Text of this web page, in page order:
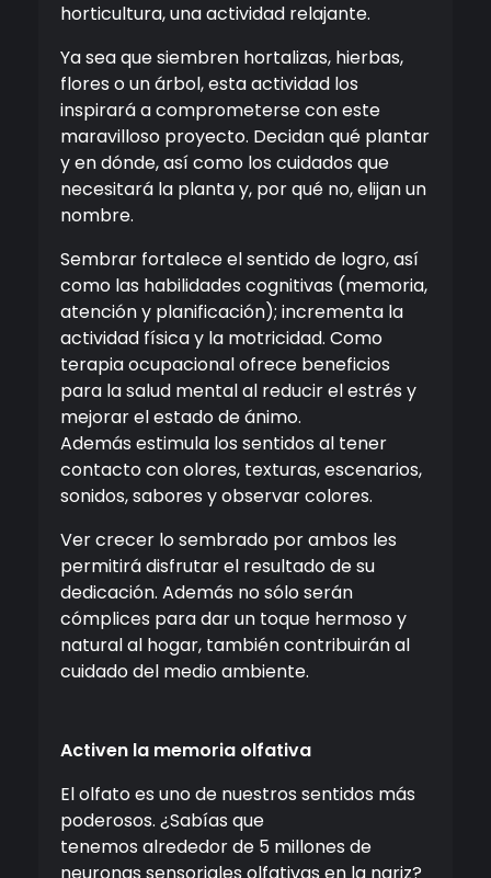
horticultura, una actividad relajante.
Ya sea que siembren hortalizas, hierbas,
flores o un árbol, esta actividad los
inspirará a comprometerse con este
maravilloso proyecto. Decidan qué plantar
y en dónde, así como los cuidados que
necesitará la planta y, por qué no, elijan un
nombre.
Sembrar fortalece el sentido de logro, así
como las habilidades cognitivas (memoria,
atención y planificación); incrementa la
actividad física y la motricidad. Como
terapia ocupacional ofrece beneficios
para la salud mental al reducir el estrés y
mejorar el estado de ánimo.
Además estimula los sentidos al tener
contacto con olores, texturas, escenarios,
sonidos, sabores y observar colores.
Ver crecer lo sembrado por ambos les
permitirá disfrutar el resultado de su
dedicación. Además no sólo serán
cómplices para dar un toque hermoso y
natural al hogar, también contribuirán al
cuidado del medio ambiente.
Activen la memoria olfativa
El olfato es uno de nuestros sentidos más
poderosos. ¿Sabías que
tenemos alrededor de 5 millones de